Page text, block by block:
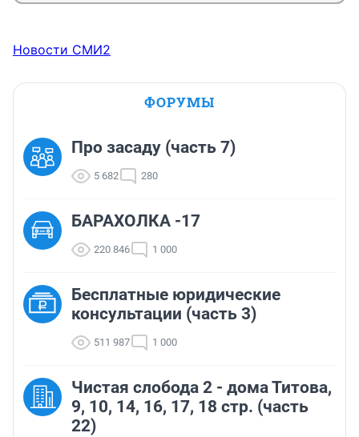
Новости СМИ2
ФОРУМЫ
Про засаду (часть 7)
5 682 280
БАРАХОЛКА -17
220 846 1 000
Бесплатные юридические
консультации (часть 3)
511 987 1 000
Чистая слобода 2 - дома Титова,
9, 10, 14, 16, 17, 18 стр. (часть
22)